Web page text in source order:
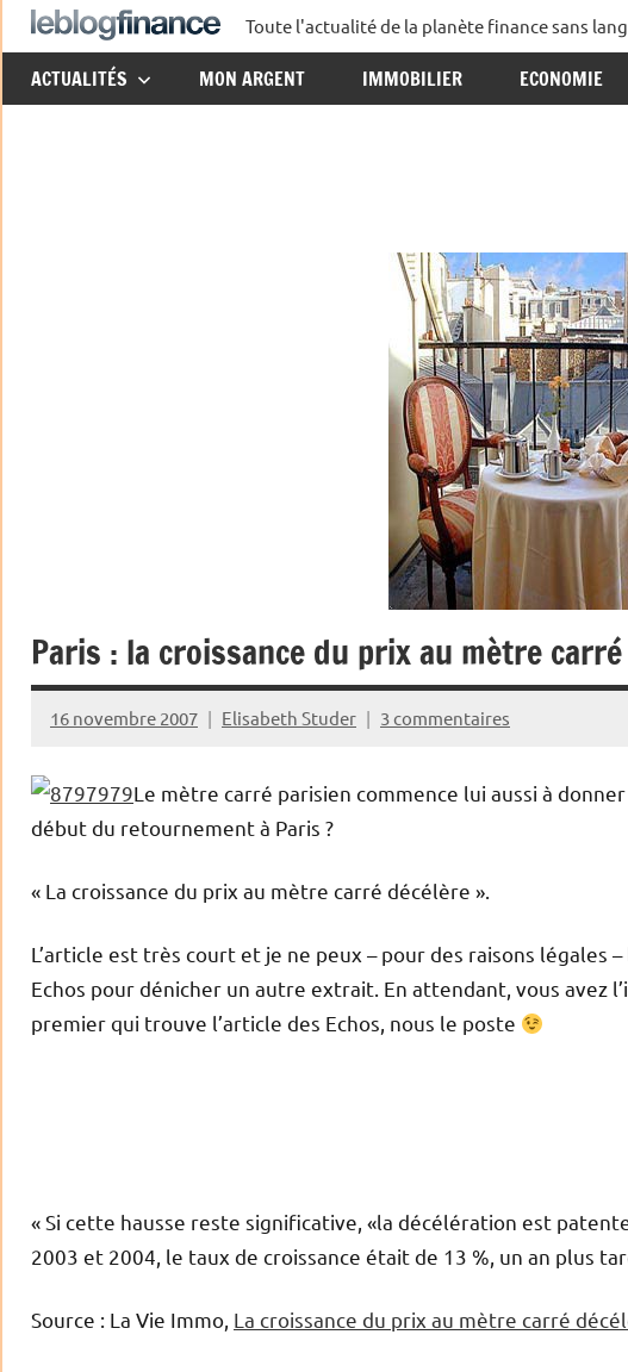
Aller
au
contenu
Le
Blog
Toute l'actualité de la planète finance sans
ACTUALITÉS MON ARGENT IMMOBILIER ECONOMIE
Paris : la croissance du prix au mètre
16 novembre 2007 Elisabeth Studer 3 commentaires
Le mètre carré parisien commence lui aussi à
début du retournement à Paris ?
« La croissance du prix au mètre carré décélère ».
L’article est très court et je ne peux – pour des raisons
Echos pour dénicher un autre extrait. En attendant, vous avez
premier qui trouve l’article des Echos, nous le poste
« Si cette hausse reste significative, «la décélération est
2003 et 2004, le taux de croissance était de 13 %, un an plus
Source : La Vie Immo, La croissance du prix au mètre carré